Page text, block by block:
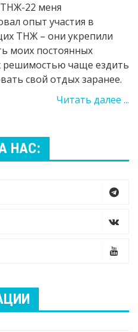
22 меня
опыт участия в
ТНЖ – они укрепили
моих постоянных
решимостью чаще ездить
свой отдых заранее.
Читать далее ...
НАС: